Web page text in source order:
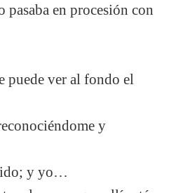
pasaba en procesión con
puede ver al fondo el
y
ido; y yo…